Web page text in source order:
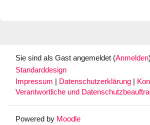
Sie sind als Gast angemeldet (Anmelden)
Standarddesign
Impressum
Datenschutzerklärung
Verantwortliche und
Powered by Moodle